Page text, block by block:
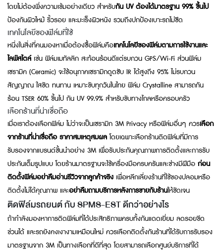
โดยไม่ต้องพึ่งความเข้มอย่างเดียว สำหรับกัน UV ต้องได้มาตรฐาน 99% ขึ้นไป
ป้องกันผิวไหม้ ริ้วรอย และมะเร็งผิวหนัง รวมถึงปกป้องเบาะรถไม่ซีด
เทคโนโลยีของฟิล์มที่ใช้
หนึ่งในสิ่งที่คนมองหาเมื่อต้องซื้อฟิล์มคือเทคโนโลยีของฟิล์มตามการใช้งานและ
ไลฟ์สไตล์เช่น ฟิล์มเมทัลลิก สะท้อนร้อนดีแต่รบกวน GPS/Wi-Fi ส่วนฟิล์ม
เซรามิค (Ceramic) จะใช้อนุภาคเซรามิกดูดซับ IR ได้สูงถึง 95% ไม่รบกวน
สัญญาณ ใสชัด ทนทาน เหมาะขับทุกวันในไทย ฟิล์ม Crystalline สามารถกัน
ร้อน TSER 60% ขึ้นไป กัน UV 99.9% สำหรับขับทางไกลหรือครอบครัว
เลือกร้านที่น่าเชื่อถือ
เมื่อเราต้องเลือกฟิล์ม ไม่ว่าจะเป็นเซรามิก 3M Privacy หรือฟิล์มอื่นๆ ควรเลือก
จากร้านที่น่าเชื่อถือ ราคาสมเหตุสมผล โดยเฉพาะเลือกร้านติดฟิล์มที่มีการ
รับรองจากแบรนด์ชั้นนำอย่าง 3M เพื่อรับประกันคุณภาพการติดตั้งและการรับ
ประกันเต็มรูปแบบ โดยร้านมาตรฐานจะใช้เครื่องมือครบครันและช่างมีฝีมือ ก่อน
ติดตั้งฟิล์มอย่าลืมอ่านรีวิวจากลูกค้าจริง เพื่อหลีกเลี่ยงร้านที่ใช้ของปลอมหรือ
ติดตั้งไม่ได้คุณภาพ และอย่าลืมถามบริการหลังการขายกับร้านให้ชัดเจน
ติดฟิล์มรถยนต์ กับ SPMS-EST ดีกว่าอย่างไร
ถ้ากำลังมองหาการติดฟิล์มที่ได้ประสิทธิภาพครบทั้งกันแดดเยี่ยม ลดรอยขีด
ข่วนได้ และรถยังคงเงางามเหมือนใหม่ ควรเลือกติดตั้งกันร้านที่ได้รับการรับรอง
มาตรฐานจาก 3M เป็นทางเลือกที่ดีที่สุด โดยสามารถเลือกศูนย์บริการที่ได้